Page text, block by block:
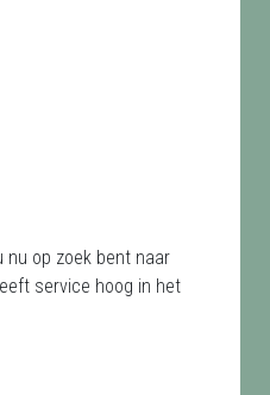
nu op zoek bent naar
service hoog in het